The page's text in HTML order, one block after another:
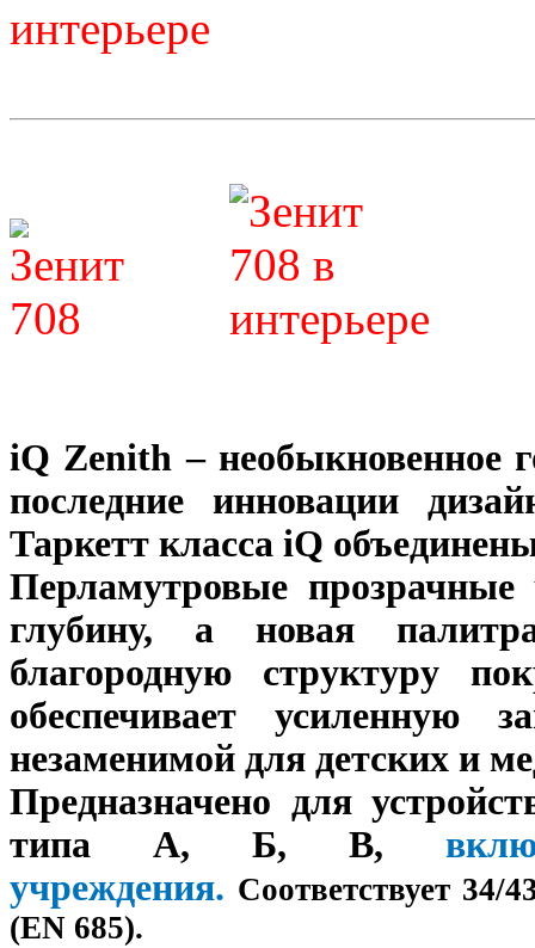
iQ Zenith – необыкновенное
последние инновации
Таркетт класса iQ
Перламутровые
глубину, а новая
благородную структуру
обеспечивает
незаменимой для детских и
Предназначено для
типа А, Б, В,
учреждения. Соответствует 34/
(EN 685).